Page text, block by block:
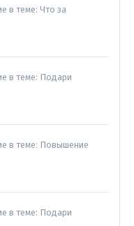
в теме: Что за
в теме: Подари
в теме: Повышение
в теме: Подари